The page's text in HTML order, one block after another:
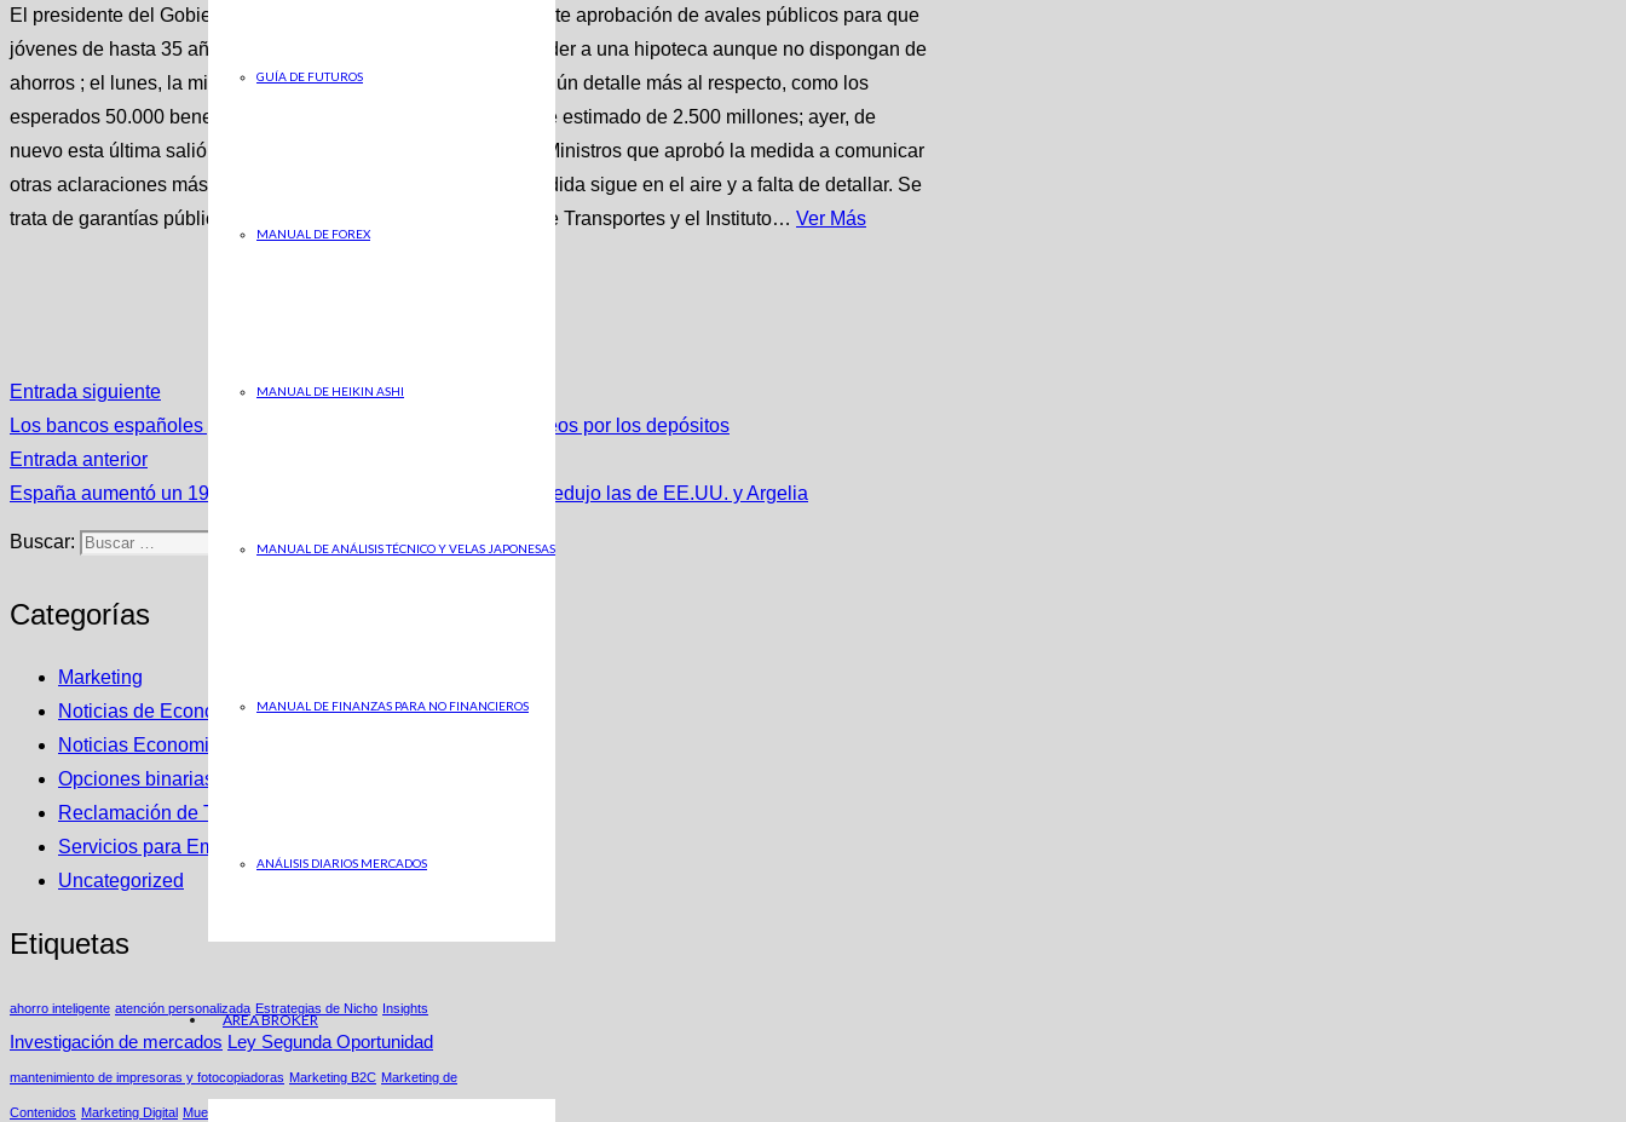
GUÍA DE FUTUROS
MANUAL DE FOREX
MANUAL DE HEIKIN ASHI
MANUAL DE ANÁLISIS TÉCNICO Y VELAS JAPONESAS
MANUAL DE FINANZAS PARA NO FINANCIEROS
ANÁLISIS DIARIOS MERCADOS
AREA BROKER
El presidente del Gobierno, Pedro Sánchez, anunció la inminente aprobación de avales públicos para que
jóvenes de hasta 35 años y familias con menores puedan acceder a una hipoteca aunque no dispongan de
ahorros ; el lunes, la ministra del ramo, Raquel Sánchez, dio algún detalle más al respecto, como los
esperados 50.000 beneficiarios y que la medida tendrá un coste estimado de 2.500 millones; ayer, de
nuevo esta última salió en rueda de prensa tras el Consejo de Ministros que aprobó la medida a comunicar
otras aclaraciones más. Pese a todas las intervenciones, la medida sigue en el aire y a falta de detallar. Se
trata de garantías públicas, articuladas a través del Ministerio de Transportes y el Instituto… Ver Más
Entrada siguiente
Los bancos españoles pagan menos de la mitad que los europeos por los depósitos
Entrada anterior
España aumentó un 19% las importaciones de gas de Rusia y redujo las de EE.UU. y Argelia
Buscar:
Categorías
Marketing
Noticias de Economia en ABC
Noticias Economicas
Opciones binarias
Reclamación de Tarjetas Revolving
Servicios para Empresas
Uncategorized
Etiquetas
ahorro inteligente atención personalizada Estrategias de Nicho Insights
Investigación de mercados Ley Segunda Oportunidad
mantenimiento de impresoras y fotocopiadoras Marketing B2C Marketing de
Contenidos Marketing Digital Muestras productos